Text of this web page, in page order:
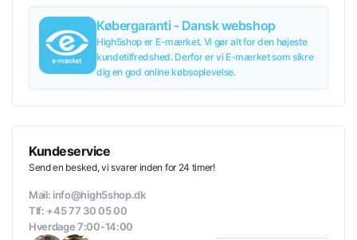
Købergaranti - Dansk webshop
High5shop er E-mærket. Vi gør alt for den højeste
kundetilfredshed. Derfor er vi E-mærket som sikre
dig en god online købsoplevelse.
Kundeservice
Send en besked, vi svarer inden for 24 timer!
Mail: info@high5shop.dk
Tlf: +45 77 30 05 00
Hverdage 7:00-14:00